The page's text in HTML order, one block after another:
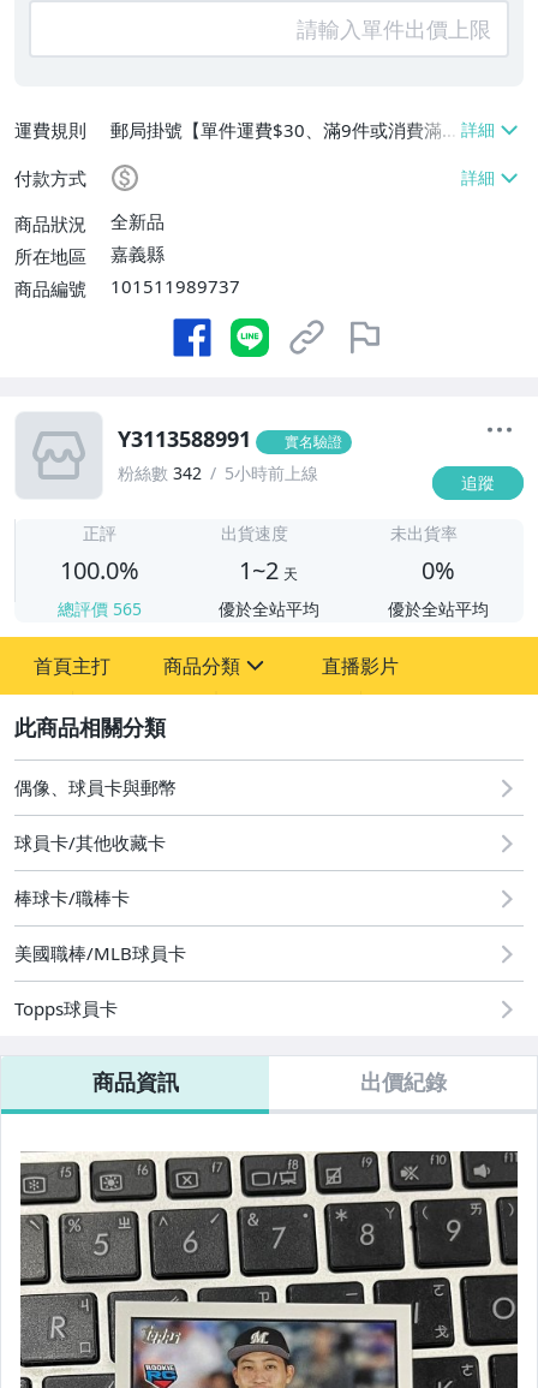
運費規則
郵局掛號【單件運費$30、滿9件或消費滿
$600免運費】
付款方式
商品狀況
全新品
所在地區
嘉義縣
商品編號
101511989737
Y3113588991 實名驗證
粉絲數 342 5小時前上線 追蹤
正評
100.0%
總評價 565
出貨速度
1~2 天
優於全站平均
未出貨率
0%
優於全站平均
首頁主打 商品分類
圖書/影音/文具
偶像、球員卡與郵幣
運動、戶外與休閒
直播影片
偶像、球員卡與郵幣
球員卡/其他收藏卡
棒球卡/職棒卡
美國職棒/MLB球員卡
Topps球員卡
商品資訊 出價紀錄